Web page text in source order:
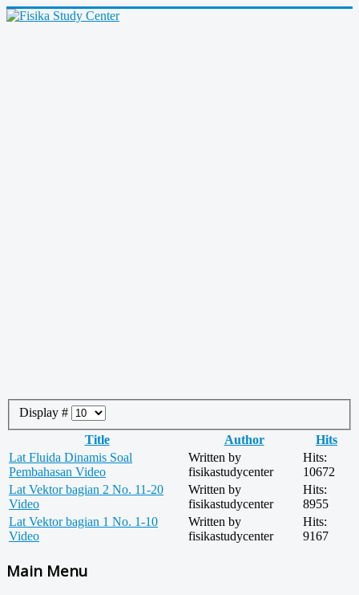
Display #
Title
Author
Hits
Lat Fluida Dinamis Soal
Pembahasan Video
Written by
fisikastudycenter
Hits:
10672
Lat Vektor bagian 2 No. 11-20
Video
Written by
fisikastudycenter
Hits:
8955
Lat Vektor bagian 1 No. 1-10
Video
Written by
fisikastudycenter
Hits:
9167
Main Menu